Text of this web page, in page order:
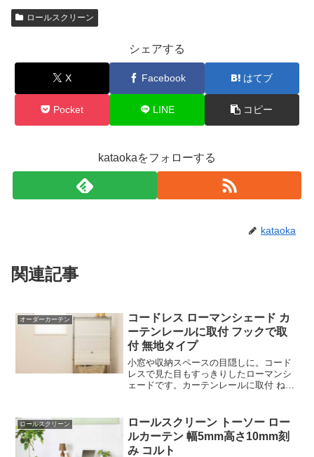
ロールスクリーン
シェアする
X Facebook はてブ
Pocket LINE コピー
kataokaをフォローする
kataoka
関連記事
オーダーカーテン
コードレス ローマンシェード カ
ーテンレールに取付 フックで取
付 無地タイプ
小窓や収納スペースの目隠しに。コード
レスで見た目もすっきりしたローマンシ
ェードです。カーテンレールに取付 ねじ
ロールスクリーン
ロールスクリーン トーソー ロー
ルカーテン 幅5mm高さ10mm刻
み コルト